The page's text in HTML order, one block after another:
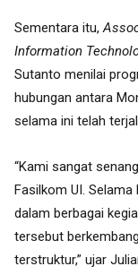
Sementara itu,A
Information
Sutanto menilai
hubungan antara
selama ini telah
“Kami sangat
Fasilkom UI.
dalam berbagai
tersebut
terstruktur,” ujar